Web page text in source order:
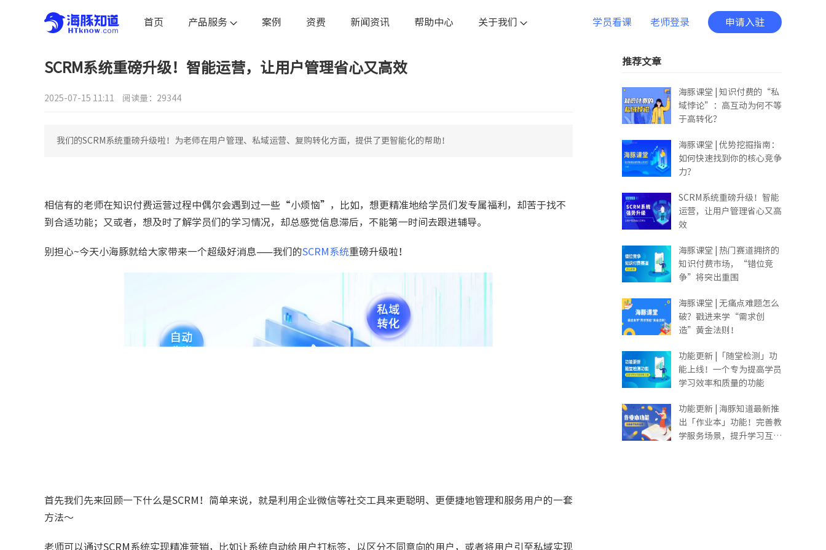
首页 产品服务 案例 资费 新闻资讯 帮助中心 关于我们 学员看课 老师登录 申请入驻
SCRM系统重磅升级！智能运营，让用户管理省心又高效
2025-07-15 11:11 阅读量：29344
我们的SCRM系统重磅升级啦！为老师在用户管理、私域运营、复购转化方面，提供了更智能化的帮助！
相信有的老师在知识付费运营过程中偶尔会遇到过一些“小烦恼”，比如，想更精准地给学员们发专属福利，却苦于找不
到合适功能；又或者，想及时了解学员们的学习情况，却总感觉信息滞后，不能第一时间去跟进辅导。
别担心~今天小海豚就给大家带来一个超级好消息——我们的SCRM系统重磅升级啦！
首先我们先来回顾一下什么是SCRM！简单来说，就是利用企业微信等社交工具来更聪明、更便捷地管理和服务用户的一套
方法～
老师可以通过SCRM系统实现精准营销，比如让系统自动给用户打标签，以区分不同意向的用户，或者将用户引至私域实现
推荐文章
海豚课堂 | 知识付费的“私
域悖论”：高互动为何不等
于高转化？
海豚课堂 | 优势挖掘指南：
如何快速找到你的核心竞争
力？
SCRM系统重磅升级！智能
运营，让用户管理省心又高
效
海豚课堂 | 热门赛道拥挤的
知识付费市场，“错位竞
争”将突出重围
海豚课堂 | 无痛点难题怎么
破？戳进来学“需求创
造”黄金法则！
功能更新 |「随堂检测」功
能上线！一个专为提高学员
学习效率和质量的功能
功能更新 | 海豚知道最新推
出「作业本」功能！完善教
学服务场景，提升学习互动